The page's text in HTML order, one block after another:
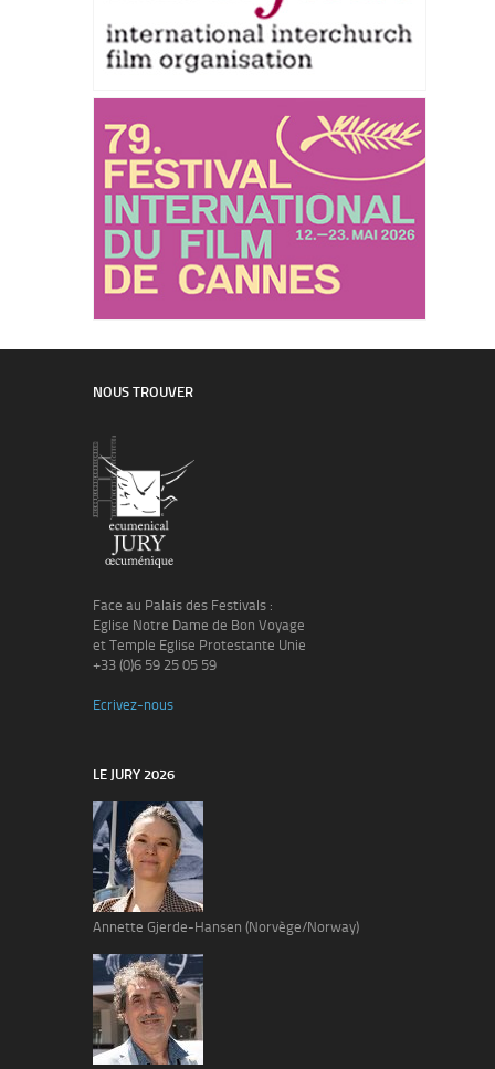
NOUS TROUVER
Face au Palais des Festivals :
Eglise Notre Dame de Bon Voyage
et Temple Eglise Protestante Unie
+33 (0)6 59 25 05 59
Ecrivez-nous
LE JURY 2026
Annette Gjerde-Hansen (Norvège/Norway)